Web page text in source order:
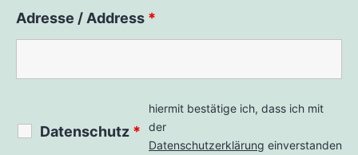
Adresse / Address *
Datenschutz *
hiermit bestätige ich, dass ich mit
der
Datenschutzerklärung einverstanden